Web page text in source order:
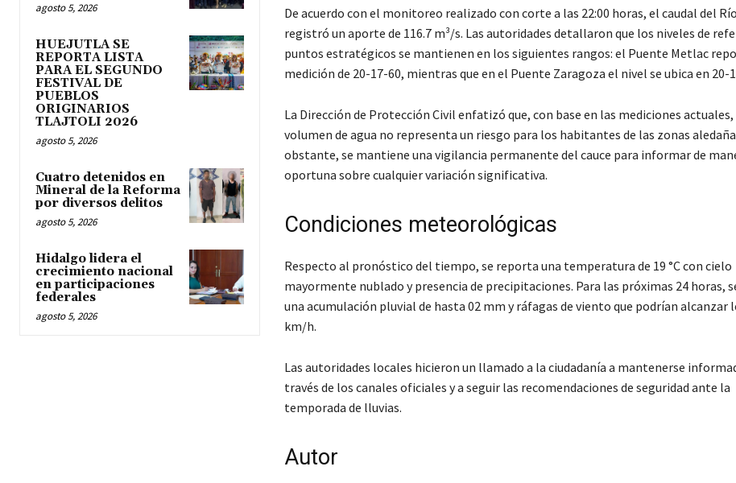
agosto 5, 2026
HUEJUTLA SE
REPORTA LISTA
PARA EL SEGUNDO
FESTIVAL DE
PUEBLOS
ORIGINARIOS
TLAJTOLI 2026
agosto 5, 2026
Cuatro detenidos en
Mineral de la Reforma
por diversos delitos
agosto 5, 2026
Hidalgo lidera el
crecimiento nacional
en participaciones
federales
agosto 5, 2026
De acuerdo con el monitoreo realizado con corte a las 22:00 horas, el caudal del
registró un aporte de 116.7 m³/s. Las autoridades detallaron que los niveles de
puntos estratégicos se mantienen en los siguientes rangos: el Puente Metlac
medición de 20-17-60, mientras que en el Puente Zaragoza el nivel se ubica en 20-
La Dirección de Protección Civil enfatizó que, con base en las mediciones actuales,
volumen de agua no representa un riesgo para los habitantes de las zonas
obstante, se mantiene una vigilancia permanente del cauce para informar de
oportuna sobre cualquier variación significativa.
Condiciones meteorológicas
Respecto al pronóstico del tiempo, se reporta una temperatura de 19 °C con cielo
mayormente nublado y presencia de precipitaciones. Para las próximas 24 horas,
una acumulación pluvial de hasta 02 mm y ráfagas de viento que podrían alcanzar
km/h.
Las autoridades locales hicieron un llamado a la ciudadanía a mantenerse
través de los canales oficiales y a seguir las recomendaciones de seguridad ante la
temporada de lluvias.
Autor